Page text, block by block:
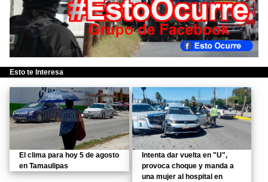
Esto te Interesa
El clima para hoy 5 de agosto
en Tamaulipas
Intenta dar vuelta en "U",
provoca choque y manda a
una mujer al hospital en